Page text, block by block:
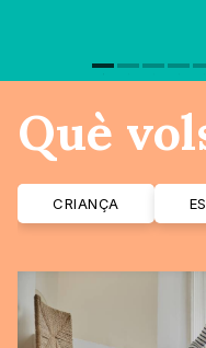
Què
CRIANÇA